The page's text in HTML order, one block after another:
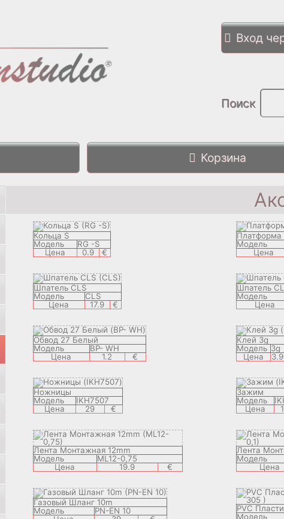
Вход
Поиск
Корзина
Кольца S
Модель
RG -S
Цена
0.9 €
Платформа
Модель
Цена
Шпатель CLS
Модель
CLS
Цена
17.9 €
Шпатель
Модель
Цена
Обвод 27 Белый
Модель
BP- WH
Цена
1.2 €
Клей 3g
Модель 3g
Цена
Ножницы
Модель
IKH7507
Цена
29 €
Зажим
Модель
Цена
Лента Монтажная 12mm
Модель
ML12-0,75
Цена
19.9 €
Лента
Модель
Цена
Газовый Шланг 10m
Модель
PN-EN 10
PVC
Модель